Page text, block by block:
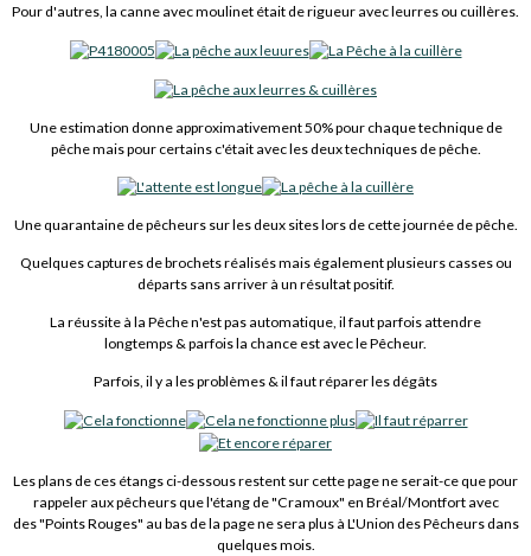
Pour d'autres, la canne avec moulinet était de rigueur avec leurres ou cuillères.
Une estimation donne approximativement 50% pour chaque technique de
pêche mais pour certains c'était avec les deux techniques de pêche.
Une quarantaine de pêcheurs sur les deux sites lors de cette journée de pêche.
Quelques captures de brochets réalisés mais également plusieurs casses ou
départs sans arriver à un résultat positif.
La réussite à la Pêche n'est pas automatique, il faut parfois attendre
longtemps & parfois la chance est avec le Pêcheur.
Parfois, il y a les problèmes & il faut réparer les dégâts
Les plans de ces étangs ci-dessous restent sur cette page ne serait-ce que pour
rappeler aux pêcheurs que l'étang de "Cramoux" en Bréal/Montfort avec
des "Points Rouges" au bas de la page ne sera plus à L'Union des Pêcheurs dans
quelques mois.